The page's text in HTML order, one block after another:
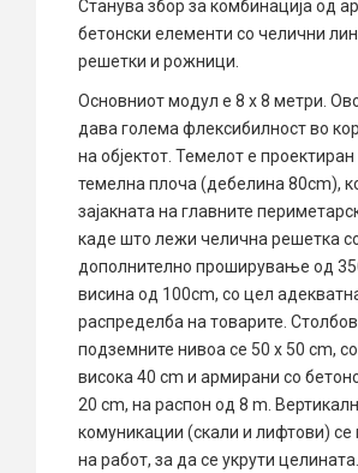
Станува збор за комбинација од
бетонски елементи со челични
решетки и рожници.
Основниот модул е ​​8 x 8 метри.
дава голема флексибилност во
на објектот. Темелот е
темелна плоча (дебелина 80cm),
зајакната на главните
каде што лежи челична решетка
дополнително проширување од
висина од 100cm, со цел
распределба на товарите.
подземните нивоа се 50 x 50 cm,
висока 40 cm и армирани со
20 cm, на распон од 8 m.
комуникации (скали и лифтови) се
на работ, за да се укрути целината.